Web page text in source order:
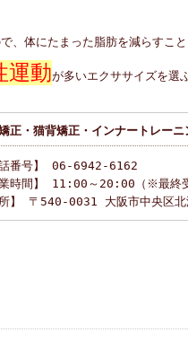
、体にたまった脂肪を減らすこと
運動が多いエクササイズを選
正・猫背矯正・インナートレー
話番号】 06-6942-6162
業時間】 11:00～20:00（※最終
所】 〒540-0031 大阪市中央区